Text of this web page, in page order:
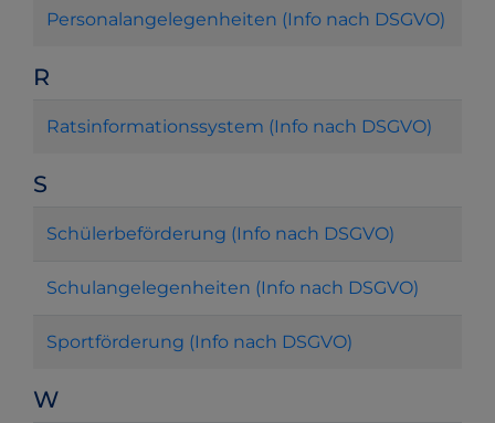
Personalangelegenheiten (Info nach DSGVO)
R
Ratsinformationssystem (Info nach DSGVO)
S
Schülerbeförderung (Info nach DSGVO)
Schulangelegenheiten (Info nach DSGVO)
Sportförderung (Info nach DSGVO)
W